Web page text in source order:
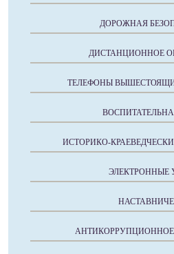
ДОРОЖНАЯ
ДИСТАНЦИОННОЕ
ТЕЛЕФОНЫ
ИСТОРИКО-
ЭЛЕКТРОННЫЕ